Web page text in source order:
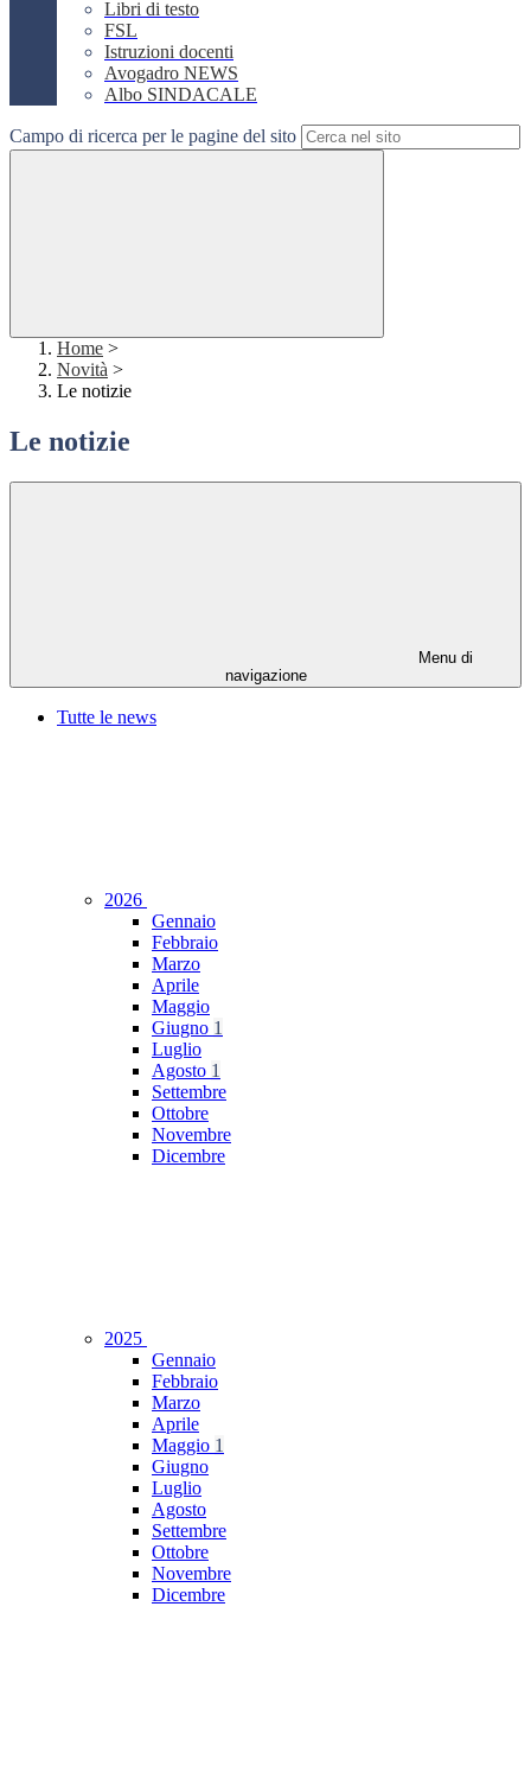
Libri di testo
FSL
Istruzioni docenti
Avogadro NEWS
Albo SINDACALE
Campo di ricerca per le pagine del sito
Home >
Novità >
Le notizie
Le notizie
Menu di
navigazione
Tutte le news
2026
Gennaio
Febbraio
Marzo
Aprile
Maggio
Giugno 1
Luglio
Agosto 1
Settembre
Ottobre
Novembre
Dicembre
2025
Gennaio
Febbraio
Marzo
Aprile
Maggio 1
Giugno
Luglio
Agosto
Settembre
Ottobre
Novembre
Dicembre